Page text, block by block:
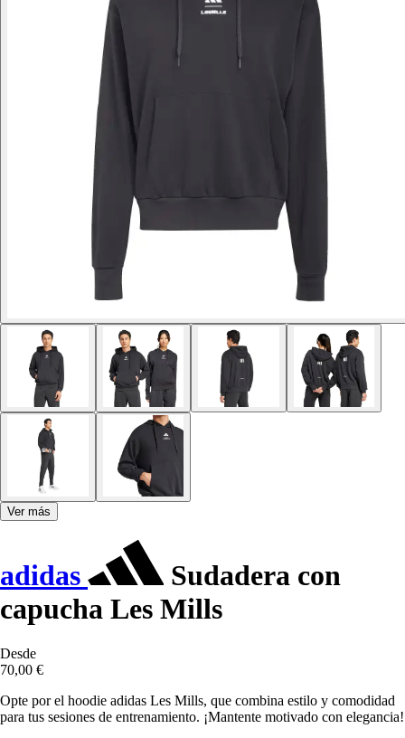
Ver más
adidas
Sudadera con
capucha Les Mills
Desde
70,00 €
Opte por el hoodie adidas Les Mills, que combina estilo y comodidad
para tus sesiones de entrenamiento. ¡Mantente motivado con elegancia!